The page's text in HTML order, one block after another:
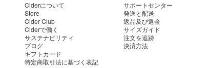
Ciderについて
Store
Cider Club
Ciderで働く
サステナビリティ
ブログ
ギフトカード
特定商取引法に基づく表記
サポートセンター
発送と配送
返品及び返金
サイズガイド
注文を追跡
決済方法